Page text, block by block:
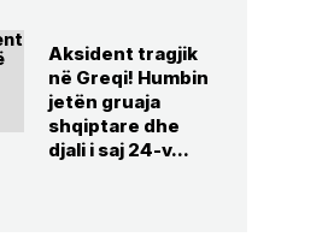
Aksident tragjik
në Greqi! Humbin
jetën gruaja
shqiptare dhe
djali i saj 24-v...